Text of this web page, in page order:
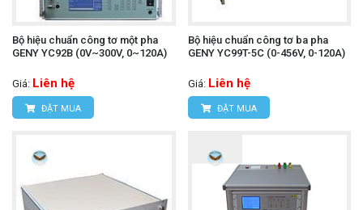
Bộ hiệu chuẩn công tơ một pha
GENY YC92B (0V~300V, 0~120A)
Giá: Liên hệ
ĐẶT MUA
Bộ hiệu chuẩn công tơ ba pha
GENY YC99T-5C (0-456V, 0-120A)
Giá: Liên hệ
ĐẶT MUA